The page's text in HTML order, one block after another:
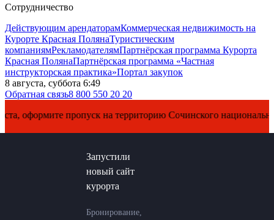
Сотрудничество
Действующим арендаторамКоммерческая недвижимость на
Курорте Красная ПолянаТуристическим
компаниямРекламодателямПартнёрская программа Курорта
Красная ПолянаПартнёрская программа «Частная
инструкторская практика»Портал закупок
8 августа, суббота 6:49
Обратная связь8 800 550 20 20
пропуск на территорию Сочинского национального парка.
Запустили
новый сайт
курорта
Бронирование,